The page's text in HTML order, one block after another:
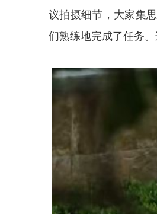
议拍摄细节，大家集
们熟练地完成了任务